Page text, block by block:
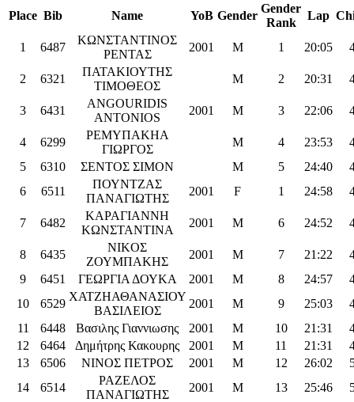
Place Bib Name YoB Gender
Gender
Rank
Lap
1 6487
ΚΩΝΣΤΑΝΤΙΝΟΣ
ΡΕΝΤΑΣ
2001 M 1 20:05
2 6321
ΠΑΤΑΚΙΟΥΤΗΣ
ΤΙΜΟΘΕΟΣ
M 2 20:31
3 6431
ANGOURIDIS
ANTONIOS
2001 M 3 22:06
4 6299
ΡΕΜΥΠΑΚΗΑ
ΓΙΩΡΓΟΣ
M 4 23:53
5
6310 ΣΕΝΤΟΣ ΣΙΜΟΝ M 5 24:40
6
6511
ΠΟΥΝΤΖΑΣ
ΠΑΝΑΓΙΩΤΗΣ
2001 F 1 24:58
7 6482
ΚΑΡΑΓΙΑΝΝΗ
ΚΩΝΣΤΑΝΤΙΝΑ
2001 M 6 24:52
8 6435
NIKOΣ
ΖΟΥΜΠΑΚΗΣ
2001 M 7 21:22
9
6451 ΓΕΩΡΓΙΑ ΔΟΥΚΑ 2001 M 8 24:57
10
6529
ΧΑΤΖΗΑΘΑΝΑΣΙΟΥ
ΒΑΣΙΛΕΙΟΣ
2001 M 9 25:03
11
6448 Βασιλης Γιαννιωσης 2001 M 10 21:31
12
6464 Δημήτρης Κακουρης 2001 M 11 21:31
13
6506 ΝΙΝΟΣ ΠΕΤΡΟΣ 2001 M 12 26:02
14
6514
ΡΑΖΕΛΟΣ
ΠΑΝΑΓΙΩΤΗΣ
2001 M 13 25:46